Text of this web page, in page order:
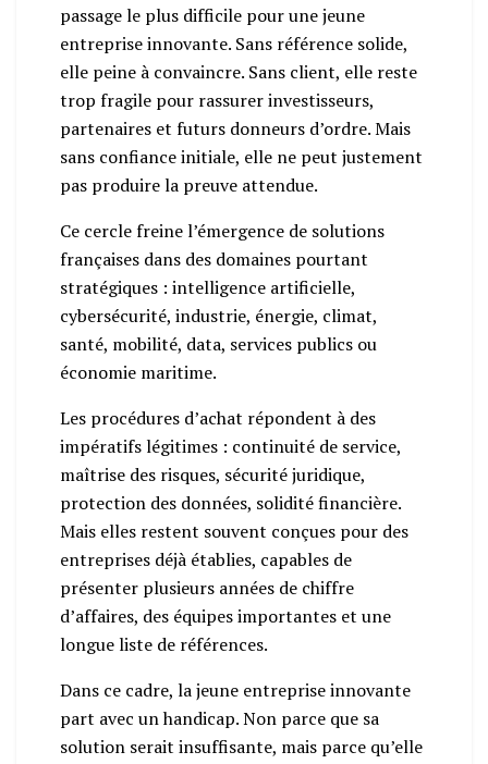
passage le plus difficile pour une jeune
entreprise innovante. Sans référence solide,
elle peine à convaincre. Sans client, elle reste
trop fragile pour rassurer investisseurs,
partenaires et futurs donneurs d’ordre. Mais
sans confiance initiale, elle ne peut justement
pas produire la preuve attendue.
Ce cercle freine l’émergence de solutions
françaises dans des domaines pourtant
stratégiques : intelligence artificielle,
cybersécurité, industrie, énergie, climat,
santé, mobilité, data, services publics ou
économie maritime.
Les procédures d’achat répondent à des
impératifs légitimes : continuité de service,
maîtrise des risques, sécurité juridique,
protection des données, solidité financière.
Mais elles restent souvent conçues pour des
entreprises déjà établies, capables de
présenter plusieurs années de chiffre
d’affaires, des équipes importantes et une
longue liste de références.
Dans ce cadre, la jeune entreprise innovante
part avec un handicap. Non parce que sa
solution serait insuffisante, mais parce qu’elle